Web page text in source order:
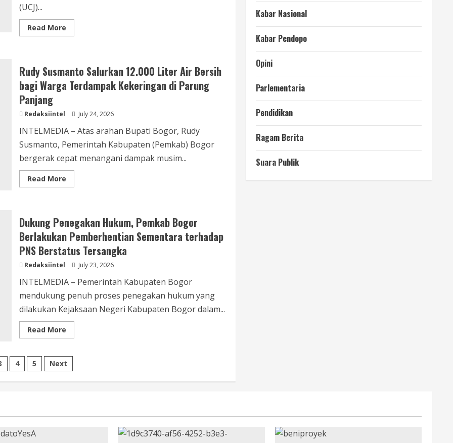
(UCJ)...
Read MoreRead
more
Komitmen
Wujudkan
Universal
Coverage
Kabupaten
Bogor
Rudy Susmanto Salurkan 12.000 Liter Air Bersih
bagi Warga Terdampak Kekeringan di Parung
Panjang
Redaksiintel July 24, 2026
INTELMEDIA – Atas arahan Bupati Bogor, Rudy
Susmanto, Pemerintah Kabupaten (Pemkab) Bogor
bergerak cepat menangani dampak musim...
Read MoreRead
more
12.000
Liter
Air
Bersih
bagi
Warga
Terdampak
Kekeringan
di
Parung
Panjang
Dukung Penegakan Hukum, Pemkab Bogor
Berlakukan Pemberhentian Sementara terhadap
PNS Berstatus Tersangka
Redaksiintel July 23, 2026
INTELMEDIA – Pemerintah Kabupaten Bogor
mendukung penuh proses penegakan hukum yang
dilakukan Kejaksaan Negeri Kabupaten Bogor dalam...
Read MoreRead
more
Penegakan
Hukum,
Pemkab
PNS
4 5 Next
Kabar Nasional
Kabar Pendopo
Opini
Parlementaria
Pendidikan
Ragam Berita
Suara Publik